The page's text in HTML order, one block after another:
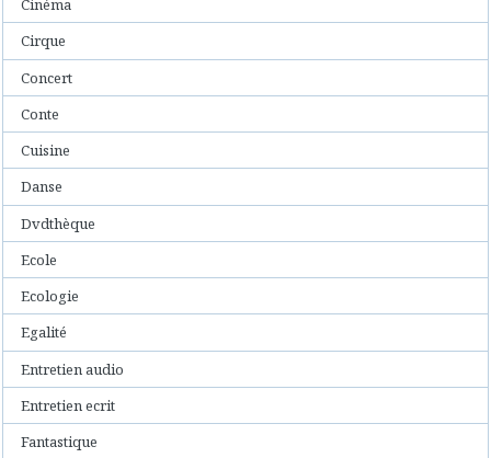
Cinéma
Cirque
Concert
Conte
Cuisine
Danse
Dvdthèque
Ecole
Ecologie
Egalité
Entretien audio
Entretien ecrit
Fantastique